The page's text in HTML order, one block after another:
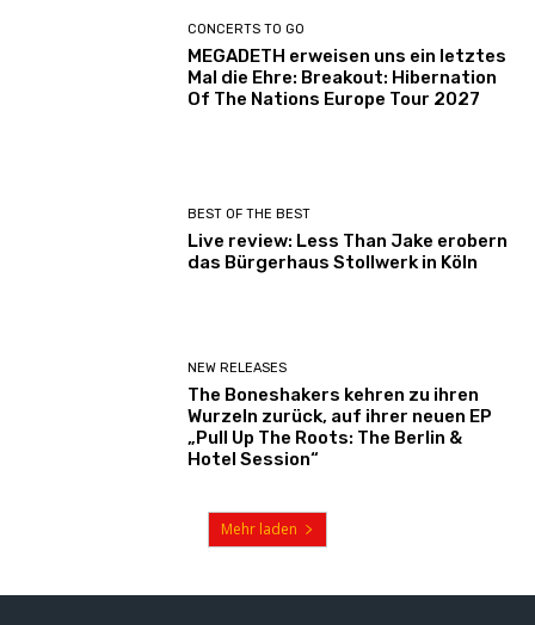
CONCERTS TO GO
MEGADETH erweisen uns ein letztes
Mal die Ehre: Breakout: Hibernation
Of The Nations Europe Tour 2027
BEST OF THE BEST
Live review: Less Than Jake erobern
das Bürgerhaus Stollwerk in Köln
NEW RELEASES
The Boneshakers kehren zu ihren
Wurzeln zurück, auf ihrer neuen EP
„Pull Up The Roots: The Berlin &
Hotel Session“
Mehr laden